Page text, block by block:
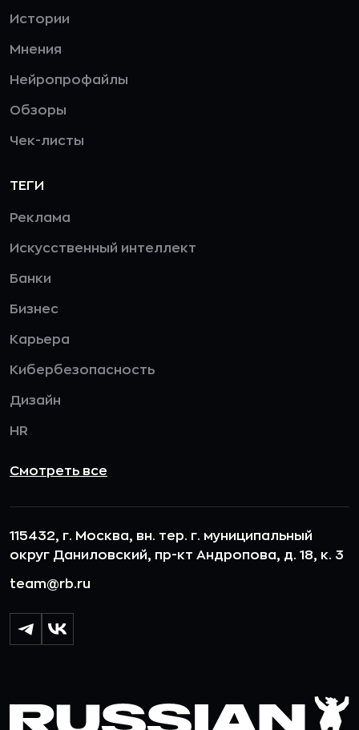
Истории
Мнения
Нейропрофайлы
Обзоры
Чек-листы
ТЕГИ
Реклама
Искусственный интеллект
Банки
Бизнес
Карьера
Кибербезопасность
Дизайн
HR
Смотреть все
115432, г. Москва, вн. тер. г. муниципальный
округ Даниловский, пр-кт Андропова, д. 18, к. 3
team@rb.ru